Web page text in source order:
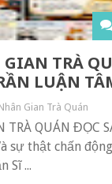
TRÀ
LUẬN
Gian Trà Quán
TRÀ QUÁN ĐỌC
sự thật chấn
Sĩ ...